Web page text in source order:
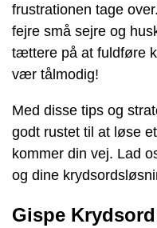
frustrationen tage
fejre små sejre og
tættere på at fuldføre
vær tålmodig!
Med disse tips og
godt rustet til at løse
kommer din vej. Lad
og dine
Gispe